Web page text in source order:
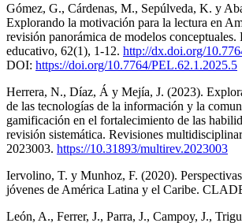
Gómez, G., Cárdenas, M., Sepúlveda, K. y
Explorando la motivación para la lectura en
revisión panorámica de modelos conceptuales.
educativo, 62(1), 1-12. http://dx.doi.org/
DOI: https://doi.org/10.7764/PEL.62.1.2025.5
Herrera, N., Díaz, Á y Mejía, J. (2023).
de las tecnologías de la información y la
gamificación en el fortalecimiento de las
revisión sistemática. Revisiones
2023003. https://10.31893/multirev.2023003
Iervolino, T. y Munhoz, F. (2020).
jóvenes de América Latina y el Caribe.
León, A., Ferrer, J., Parra, J., Campoy, J.,